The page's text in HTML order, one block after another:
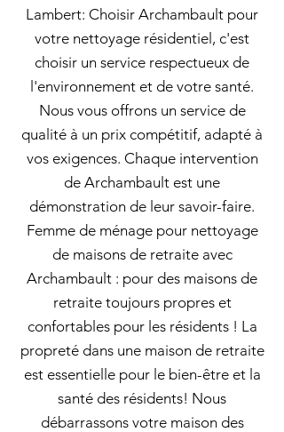
Lambert: Choisir Archambault pour
votre nettoyage résidentiel, c'est
choisir un service respectueux de
l'environnement et de votre santé.
Nous vous offrons un service de
qualité à un prix compétitif, adapté à
vos exigences. Chaque intervention
de Archambault est une
démonstration de leur savoir-faire.
Femme de ménage pour nettoyage
de maisons de retraite avec
Archambault : pour des maisons de
retraite toujours propres et
confortables pour les résidents ! La
propreté dans une maison de retraite
est essentielle pour le bien-être et la
santé des résidents! Nous
débarrassons votre maison des